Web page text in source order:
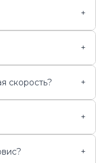
+
+
скорость? +
+
+